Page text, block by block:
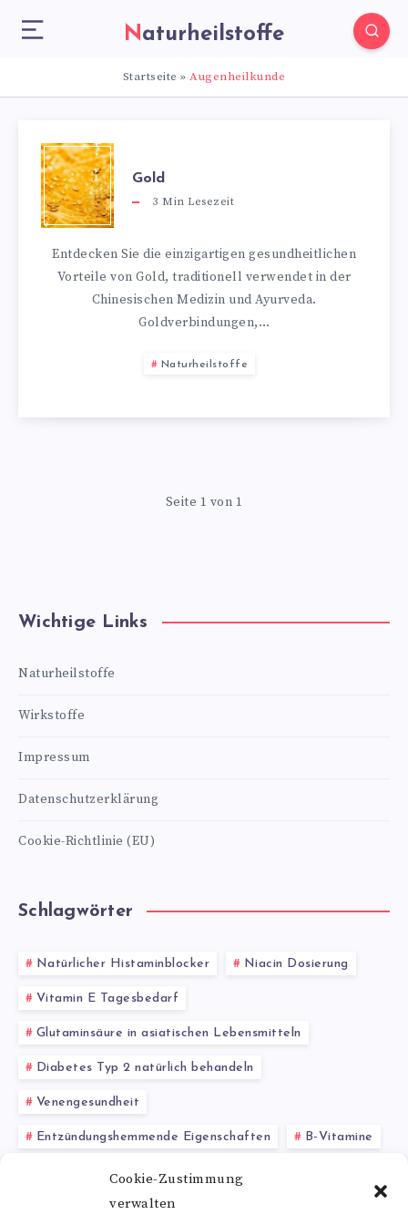
Cookie-Zustimmung
verwalten
Naturheilstoffe
Startseite »Augenheilkunde
Gold
3 Min Lesezeit
Entdecken Sie die einzigartigen gesundheitlichen
Vorteile von Gold, traditionell verwendet in der
Chinesischen Medizin und Ayurveda.
Goldverbindungen,…
Naturheilstoffe
Seite 1 von 1
Wichtige Links
Naturheilstoffe
Wirkstoffe
Impressum
Datenschutzerklärung
Cookie-Richtlinie (EU)
Schlagwörter
Natürlicher Histaminblocker Niacin Dosierung
Vitamin E Tagesbedarf
Glutaminsäure in asiatischen Lebensmitteln
Diabetes Typ 2 natürlich behandeln
Venengesundheit
Entzündungshemmende Eigenschaften B-Vitamine
Schwermetallausleitung
Kiefernadelöl